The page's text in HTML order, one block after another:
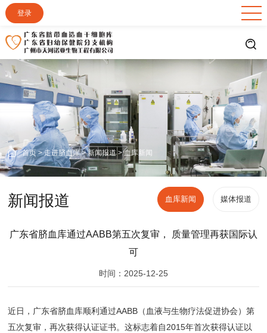
登录
首页>走进脐血库>新闻报道>血库新闻
新闻报道 血库新闻 媒体报道
广东省脐血库通过AABB第五次复审， 质量管理再获国际认
可
时间：2025-12-25
近日，广东省脐血库顺利通过AABB（血液与生物疗法促进协会）第
五次复审，再次获得认证证书。这标志着自2015年首次获得认证以